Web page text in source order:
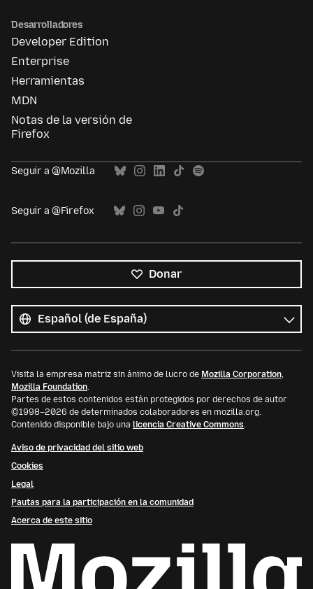
Desarrolladores
Developer Edition
Enterprise
Herramientas
MDN
Notas de la versión de
Firefox
Seguir a @Mozilla
Seguir a @Firefox
Donar
los
idiomas
Idioma
Visita la empresa matriz sin ánimo de lucro de Mozilla Corporation,
Mozilla Foundation.
Partes de estos contenidos están protegidos por derechos de autor
©1998–2026 de determinados colaboradores en mozilla.org.
Contenido disponible bajo una licencia Creative Commons.
Aviso de privacidad del sitio web
Cookies
Legal
Pautas para la participación en la comunidad
Acerca de este sitio